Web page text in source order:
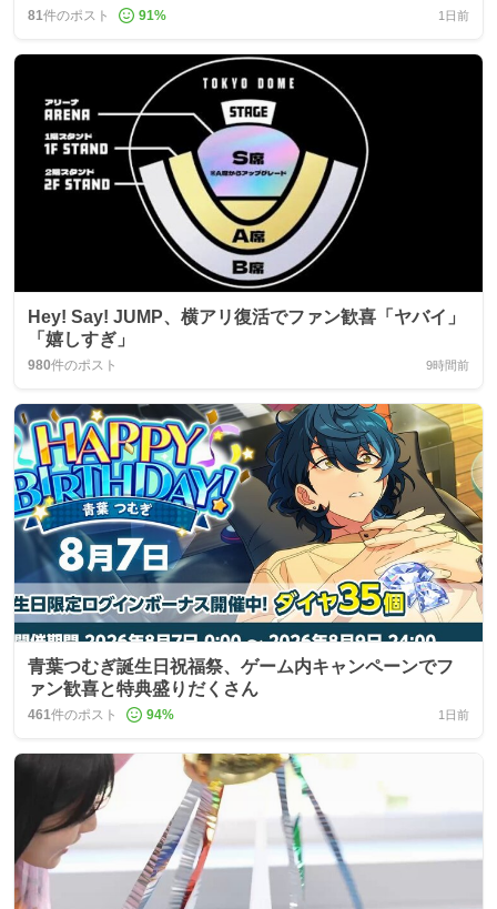
81件のポスト 91% 1日前
Hey! Say! JUMP、横アリ復活でファン歓喜「ヤバイ」
「嬉しすぎ」
980件のポスト 9時間前
青葉つむぎ誕生日祝福祭、ゲーム内キャンペーンでフ
ァン歓喜と特典盛りだくさん
461件のポスト 94% 1日前